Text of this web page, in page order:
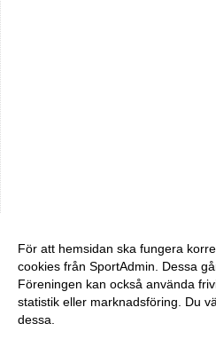
För att hemsidan ska fungera
cookies från SportAdmin. Dessa
Föreningen kan också använda
statistik eller marknadsföring. Du
dessa.